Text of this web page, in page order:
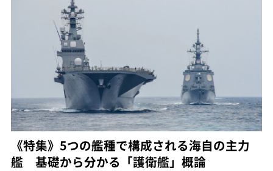
《特集》5つの艦種で構成される海自の主力
艦 基礎から分かる「護衛艦」概論